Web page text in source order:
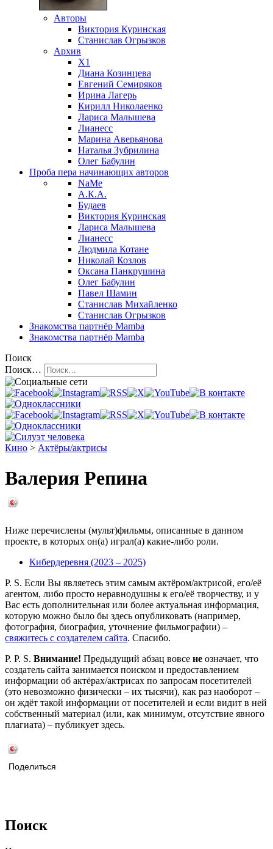
Авторы
Виктория Куринская
Станислав Огрызков
Архив
X1
Диана Козинцева
Евгений Семиряков
Ирина Лагерь
Кирилл Николаенко
Лариса Малышева
Лианесс
Марина Аверьянова
Наталья Зубрилина
Олег Бабулин
Проба пера начинающих авторов
NaMe
А.К.А.
Будаев
Виктория Куринская
Лариса Малышева
Лианесс
Людмила Котане
Николай Козлов
Оксана Панкрушина
Олег Бабулин
Павел Шамин
Станислав Михайленко
Станислав Огрызков
Знакомства партнёр Mamba
Знакомства партнёр Mamba
Поиск
Поиск…
Кино > Актёры/актрисы
Валерия Репина
Ниже перечислены (мульт)фильмы, описанные в данном
проекте, в которых он(а) играл(а) какие-либо роли.
Кибердеревня (2023 – 2025)
P. S. Если Вы являетесь этим самым актёром/актрисой, его/её
агентом, либо просто неравнодушны к его/её творчеству, и у
Вас есть дополнительная или более актуальная информация,
которую можно было бы здесь опубликовать (например,
фотография, биография, уточнение фильмографии) –
свяжитесь с создателем сайта. Спасибо.
P. P. S. Внимание! Предыдущий абзац вовсе не означает, что
создатель сайта занимается поиском и предоставлением
информации об актёрах/актрисах по запросам посетителей
(это невозможно физически – их тысячи), как раз наоборот –
он ждёт такой информации от посетителей и если видит в ней
собственный материал (или, как минимум, отсутствие явного
плагиата) – публикует здесь.
Поделиться
Поиск